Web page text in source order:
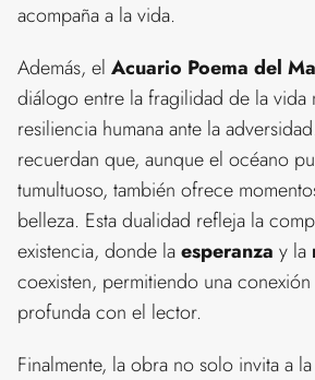
acompaña a la vida.
Además, el Acuario Poema del
diálogo entre la fragilidad de la vida
resiliencia humana ante la
recuerdan que, aunque el océano
tumultuoso, también ofrece
belleza. Esta dualidad refleja la
existencia, donde laesperanza y la
coexisten, permitiendo una
profunda con el lector.
Finalmente, la obra no solo invita a